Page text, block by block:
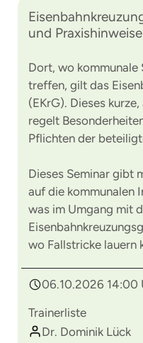
und
Dort, wo kommunale
treffen, gilt das
(EKrG). Dieses
regelt
Pflichten der
Dieses Seminar gibt
auf die kommunalen
was im Umgang mit
wo Fallstricke lauern
06.10.2026 14:00
Trainerliste
Dr. Dominik Lück